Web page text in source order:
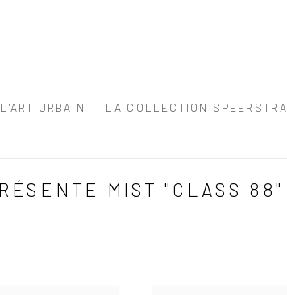
URBAIN LA COLLECTION SPEERSTRA
MIST "CLASS 88"